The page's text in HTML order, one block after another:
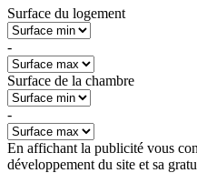
Surface du logement
-
Surface de la chambre
-
En affichant la publicité vous
développement du site et sa